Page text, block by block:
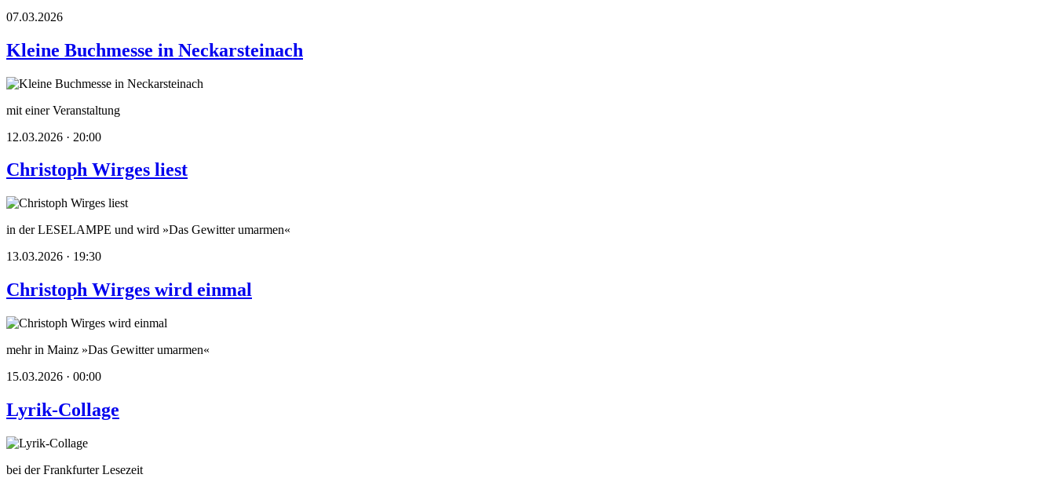
07.03.2026
Kleine Buchmesse in Neckarsteinach
mit einer Veranstaltung
12.03.2026 · 20:00
Christoph Wirges liest
in der LESELAMPE und wird »Das Gewitter umarmen«
13.03.2026 · 19:30
Christoph Wirges wird einmal
mehr in Mainz »Das Gewitter umarmen«
15.03.2026 · 00:00
Lyrik-Collage
bei der Frankfurter Lesezeit